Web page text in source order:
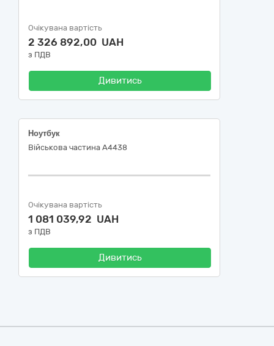
Очікувана вартість
2 326 892,00 UAH
з ПДВ
Дивитись
Ноутбук
Військова частина А4438
Очікувана вартість
1 081 039,92 UAH
з ПДВ
Дивитись